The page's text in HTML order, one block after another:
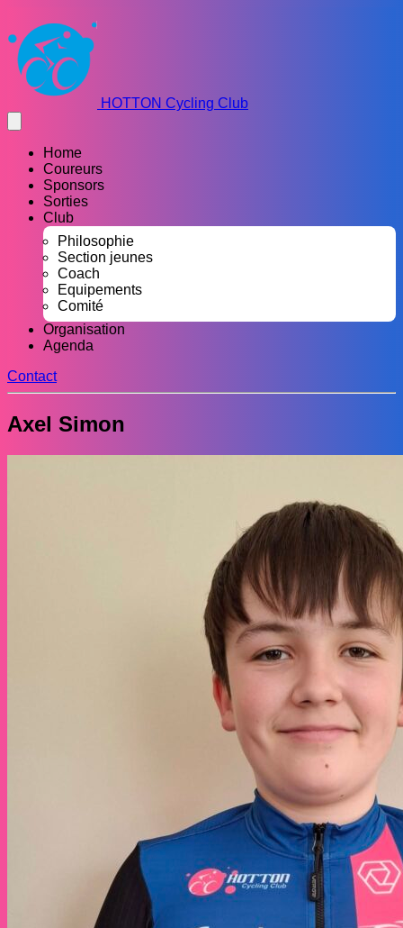
HOTTON Cycling Club
Home
Coureurs
Sponsors
Sorties
Club
Philosophie
Section jeunes
Coach
Equipements
Comité
Organisation
Agenda
Contact
Axel Simon